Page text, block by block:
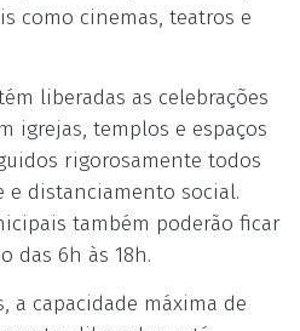
como cinemas, teatros e
liberadas as celebrações
igrejas, templos e espaços
rigorosamente todos
e distanciamento social.
também poderão ficar
das 6h às 18h.
a capacidade máxima de